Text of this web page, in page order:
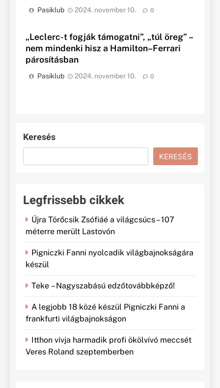
Pasiklub 2024. november 10. 0
„Leclerc-t fogják támogatni”, „túl öreg” –
nem mindenki hisz a Hamilton–Ferrari
párosításban
Pasiklub 2024. november 10. 0
Keresés
KERESÉS
Legfrissebb cikkek
Újra Törőcsik Zsófiáé a világcsúcs – 107
méterre merült Lastovón
Pigniczki Fanni nyolcadik világbajnokságára
készül
Teke – Nagyszabású edzőtovábbképző!
A legjobb 18 közé készül Pigniczki Fanni a
frankfurti világbajnokságon
Itthon vívja harmadik profi ökölvívó meccsét
Veres Roland szeptemberben